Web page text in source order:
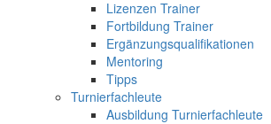
Lizenzen Trainer
Fortbildung Trainer
Ergänzungsqualifikationen
Mentoring
Tipps
Turnierfachleute
Ausbildung Turnierfachleute